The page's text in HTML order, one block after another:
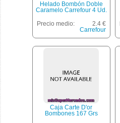
Helado Bombón Doble
Caramelo Carrefour 4 Ud.
Precio medio:
2.4 €
Carrefour
Caja Carte D'or
Bombones 167 Grs